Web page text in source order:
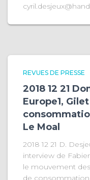
REVUES DE PRESSE
2018 12 21
Europe1,
Le Moal
2018 12 21 D.
interview de
le mouvement
de